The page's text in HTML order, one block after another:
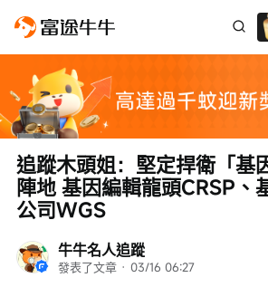
牛牛名人追蹤
發表了文章 · 03/16 06:27
追蹤木頭姐：堅定捍衛「基
陣地 基因編輯龍頭CRSP、
公司WGS